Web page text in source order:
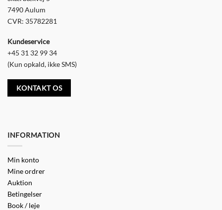
7490 Aulum
CVR: 35782281
Kundeservice
+45 31 32 99 34
(Kun opkald, ikke SMS)
KONTAKT OS
INFORMATION
Min konto
Mine ordrer
Auktion
Betingelser
Book / leje